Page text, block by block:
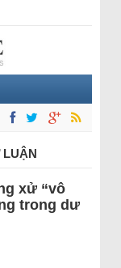
LUẬN
xử “vô
trong dư